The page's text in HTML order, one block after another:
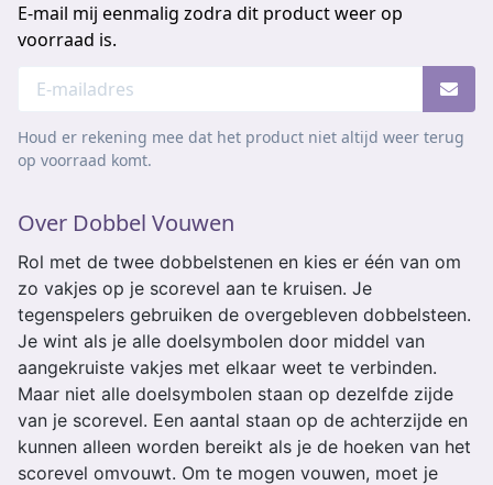
E-mail mij eenmalig zodra dit product weer op
voorraad is.
Houd er rekening mee dat het product niet altijd weer terug
op voorraad komt.
Over Dobbel Vouwen
Rol met de twee dobbelstenen en kies er één van om
zo vakjes op je scorevel aan te kruisen. Je
tegenspelers gebruiken de overgebleven dobbelsteen.
Je wint als je alle doelsymbolen door middel van
aangekruiste vakjes met elkaar weet te verbinden.
Maar niet alle doelsymbolen staan op dezelfde zijde
van je scorevel. Een aantal staan op de achterzijde en
kunnen alleen worden bereikt als je de hoeken van het
scorevel omvouwt. Om te mogen vouwen, moet je